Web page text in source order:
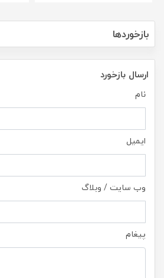
بازخوردها
ارسال بازخورد
نام
ایمیل
وب سایت / وبلاگ
پیغام